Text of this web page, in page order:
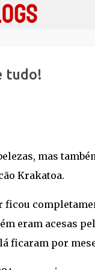
tudo!
mas
Krakatoa.
ficou
eram acesas
ficaram por